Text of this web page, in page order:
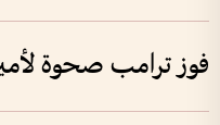
فوز ترامب صحوة